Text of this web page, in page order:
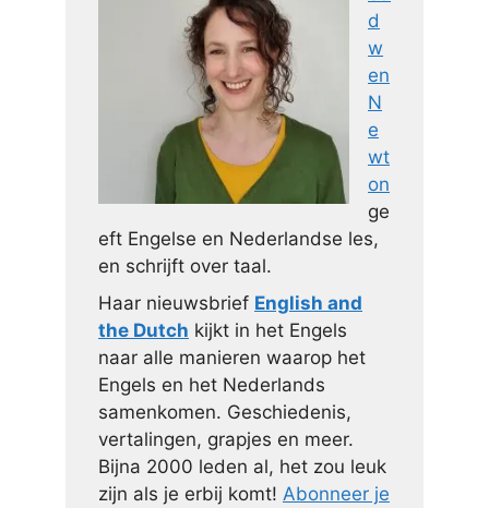
d
w
en
N
e
wt
on
ge
eft Engelse en Nederlandse les,
en schrijft over taal.
Haar nieuwsbrief English and
the Dutch kijkt in het Engels
naar alle manieren waarop het
Engels en het Nederlands
samenkomen. Geschiedenis,
vertalingen, grapjes en meer.
Bijna 2000 leden al, het zou leuk
zijn als je erbij komt! Abonneer je